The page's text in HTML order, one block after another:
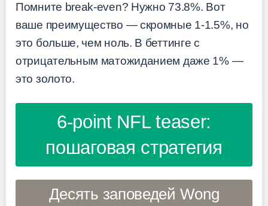
Помните break-even? Нужно 73.8%. Вот
ваше преимущество — скромные 1-1.5%, но
это больше, чем ноль. В беттинге с
отрицательным матожиданием даже 1% —
это золото.
6-point NFL teaser:
пошаговая стратегия
Десять заповедей Wong